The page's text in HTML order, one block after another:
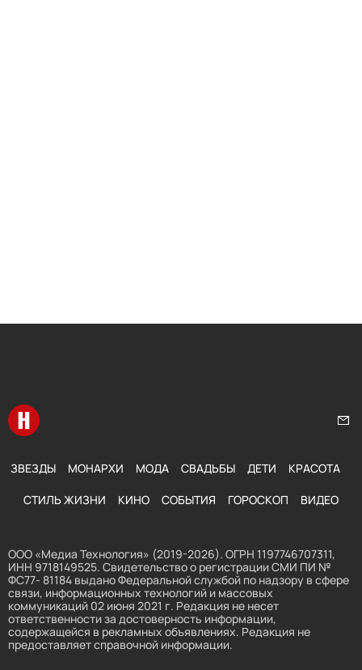
Перейти на главную
ЗВЕЗДЫ МОНАРХИ МОДА СВАДЬБЫ ДЕТИ КРАСОТА
СТИЛЬ ЖИЗНИ КИНО СОБЫТИЯ ГОРОСКОП ВИДЕО
ООО «Медиа Технология» (2019-2026). ОГРН 1197746707311,
ИНН 9718149525. Свидетельство о регистрации СМИ ПИ №
ФС77- 81184 выдано Федеральной службой по надзору в сфере
связи, информационных технологий и массовых
коммуникаций 02 июня 2021 г. Редакция не несет
ответственности за достоверность информации,
содержащейся в рекламных объявлениях. Редакция не
предоставляет справочной информации.